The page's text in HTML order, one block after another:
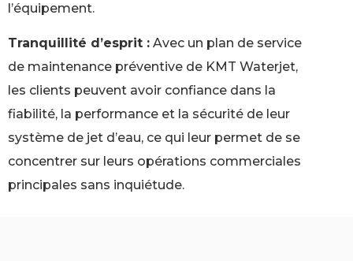
l’équipement.
Tranquillité d’esprit : Avec un plan de service
de maintenance préventive de KMT Waterjet,
les clients peuvent avoir confiance dans la
fiabilité, la performance et la sécurité de leur
système de jet d’eau, ce qui leur permet de se
concentrer sur leurs opérations commerciales
principales sans inquiétude.